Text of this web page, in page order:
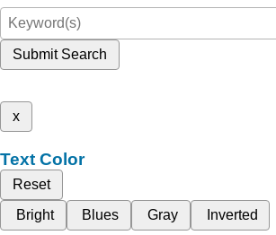
Submit Search
x
Text Color
Reset
Bright
Blues Gray Inverted